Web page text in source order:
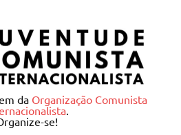
Comunista
da Organização Comunista
.
se!